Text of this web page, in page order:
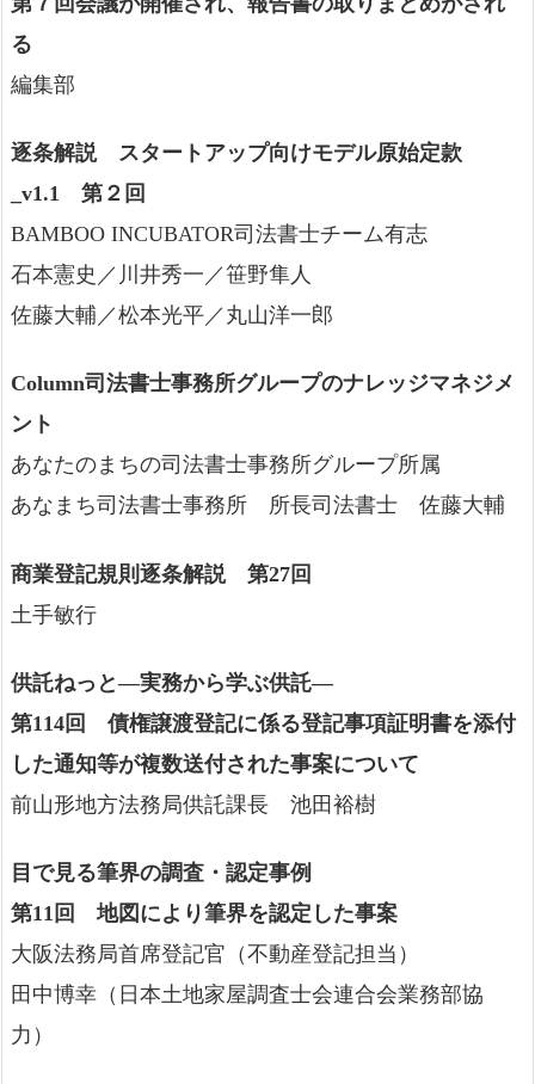
る
編集部
逐条解説 スタートアップ向けモデル原始定款
_v1.1 第２回
BAMBOO INCUBATOR司法書士チーム有志
石本憲史／川井秀一／笹野隼人
佐藤大輔／松本光平／丸山洋一郎
Column司法書士事務所グループのナレッジマネジメ
ント
あなたのまちの司法書士事務所グループ所属
あなまち司法書士事務所 所長司法書士 佐藤大輔
商業登記規則逐条解説 第27回
土手敏行
供託ねっと―実務から学ぶ供託―
第114回 債権譲渡登記に係る登記事項証明書を添付
した通知等が複数送付された事案について
前山形地方法務局供託課長 池田裕樹
目で見る筆界の調査・認定事例
第11回 地図により筆界を認定した事案
大阪法務局首席登記官（不動産登記担当）
田中博幸（日本土地家屋調査士会連合会業務部協
力）